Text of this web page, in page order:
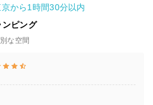
から1時間30分以内
ランピング
な空間